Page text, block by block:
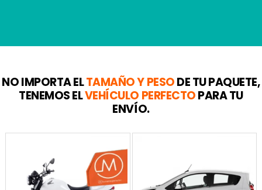
NO IMPORTA ELTAMAÑOYPESODE TU PAQUETE,
TENEMOS ELVEHÍCULO PERFECTOPARA TU
ENVÍO.